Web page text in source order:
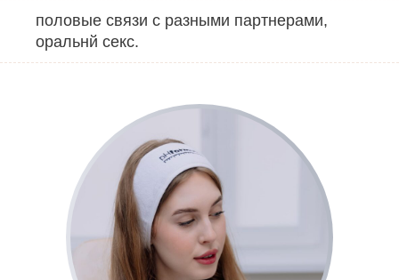
половые связи с разными партнерами,
оральнй секс.